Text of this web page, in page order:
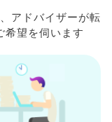
アドバイザーが転
希望を伺います